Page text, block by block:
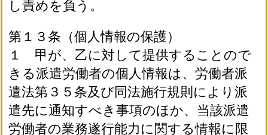
し責めを負う。
第１３条（個人情報の保護）
１ 甲が、乙に対して提供することので
きる派遣労働者の個人情報は、労働者派
遣法第３５条及び同法施行規則により派
遣先に通知すべき事項のほか、当該派遣
労働者の業務遂行能力に関する情報に限